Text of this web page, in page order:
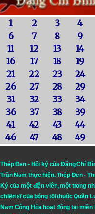
1 2 3 4
6
7 8 9
11
12 13 14
16
17 18 19
21
22 23 24
26
27 28 29
31
32 33 34
36
37 38 39
41
42 43 44
46
47 48 49
Thép Đen - Hồi ký của Đặng Chí
Trần Nam thực hiện. Thép Đen-
Ký của một điện viên, một trong
chiến sĩ của bóng tối thuộc Quân
Nam Cộng Hòa hoạt động tại miền